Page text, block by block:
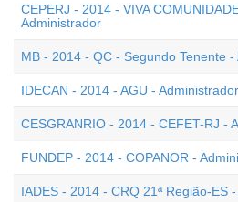
CEPERJ - 2014 - VIVA
Administrador
MB - 2014 - QC - Segundo Tenente
IDECAN - 2014 - AGU - Administrador
CESGRANRIO - 2014 - CEFET-RJ -
FUNDEP - 2014 - COPANOR -
IADES - 2014 - CRQ 21ª Região-ES